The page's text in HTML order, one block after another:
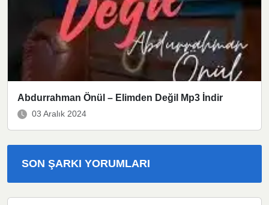
Abdurrahman Önül – Elimden Değil Mp3 İndir
03 Aralık 2024
SON ŞARKI YORUMLARI